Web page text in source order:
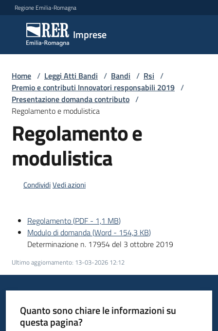
Vai al contenuto
Vai alla navigazione
Vai al footer
Regione Emilia-Romagna
Imprese
Imprese
Argomenti
Novità
Servizi
Leggi
Atti
Piani
Progetti
Home / Leggi Atti Bandi / Bandi / Rsi /
Premio e contributi Innovatori responsabili 2019 /
Presentazione domanda contributo /
Regolamento e modulistica
Regolamento e
modulistica
CondividiVedi azioni
Regolamento(PDF - 1,1 MB)
Modulo di domanda(Word - 154,3 KB)
Determinazione n. 17954 del 3 ottobre 2019
Ultimo aggiornamento: 13-03-2026 12:12
Quanto sono chiare le informazioni su
questa pagina?